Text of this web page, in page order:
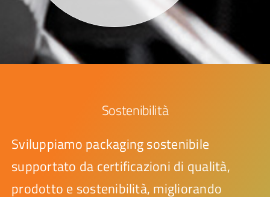
Sostenibilità
Sviluppiamo packaging sostenibile
supportato da certificazioni di qualità,
prodotto e sostenibilità, migliorando